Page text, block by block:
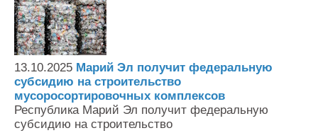
13.10.2025 Марий Эл получит федеральную
субсидию на строительство
мусоросортировочных комплексов
Республика Марий Эл получит федеральную
субсидию на строительство